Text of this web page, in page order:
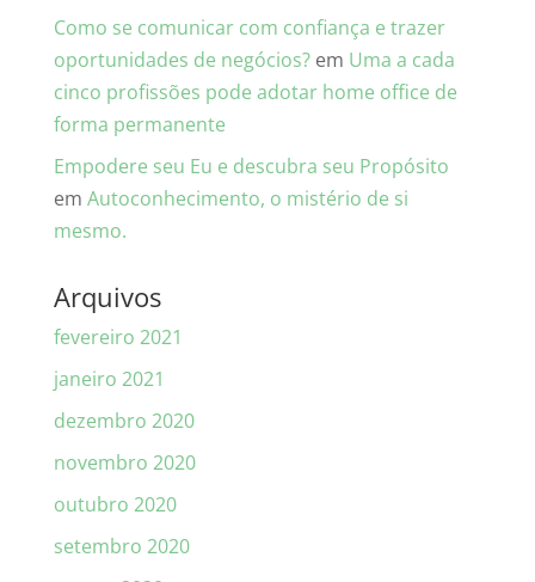
Como se comunicar com confiança e trazer
oportunidades de negócios?em Uma a cada
cinco profissões pode adotar home office de
forma permanente
Empodere seu Eu e descubra seu Propósito
em Autoconhecimento, o mistério de si
mesmo.
Arquivos
fevereiro 2021
janeiro 2021
dezembro 2020
novembro 2020
outubro 2020
setembro 2020